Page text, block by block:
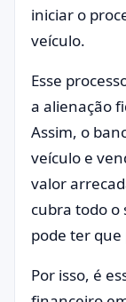
iniciar o
veículo.
Esse
a alienação
Assim, o
veículo e
valor
cubra todo o
pode ter
Por isso, é